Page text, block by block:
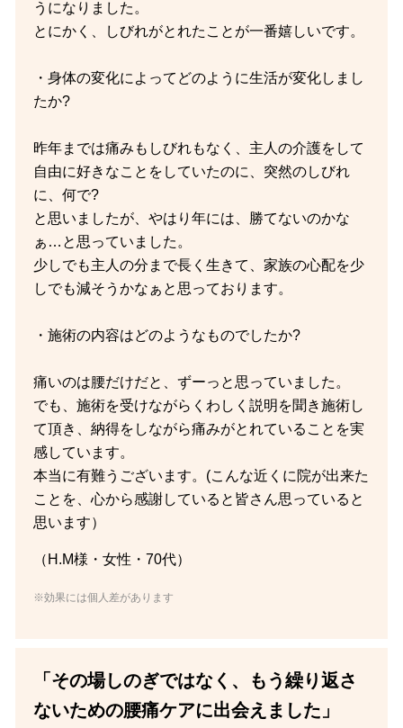
うになりました。
とにかく、しびれがとれたことが一番嬉しいです。
・身体の変化によってどのように生活が変化しまし
たか?
昨年までは痛みもしびれもなく、主人の介護をして
自由に好きなことをしていたのに、突然のしびれ
に、何で?
と思いましたが、やはり年には、勝てないのかな
ぁ…と思っていました。
少しでも主人の分まで長く生きて、家族の心配を少
しでも減そうかなぁと思っております。
・施術の内容はどのようなものでしたか?
痛いのは腰だけだと、ずーっと思っていました。
でも、施術を受けながらくわしく説明を聞き施術し
て頂き、納得をしながら痛みがとれていることを実
感しています。
本当に有難うございます。(こんな近くに院が出来た
ことを、心から感謝していると皆さん思っていると
思います）
（H.M様・女性・70代）
※効果には個人差があります
「その場しのぎではなく、もう繰り返さ
ないための腰痛ケアに出会えました」